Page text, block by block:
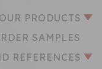
OUR PRODUCTS
SAMPLES
REFERENCES